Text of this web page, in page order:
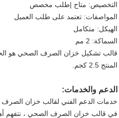
التخصيص: متاح |طلب مخصص
المواصفات: تعتمد على طلب العميل
الهيكل: متكامل
السماكة: 2 مم
المنتج 2.5 كجم.
الدعم والخدمات:
خدمات الدعم الفني لقالب خزان
في قالب خزان الصرف الصحي ، نتفهم